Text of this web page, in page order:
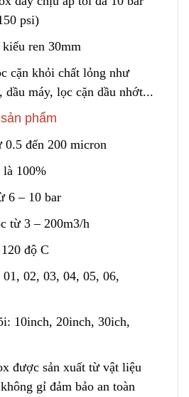
psi)
kiểu ren 30mm
cặn khỏi chất lỏng như
dầu máy, lọc cặn dầu nhớt...
phẩm
0.5 đến 200 micron
là 100%
6 – 10 bar
từ 3 – 200m3/h
độ C
02, 03, 04, 05, 06,
10inch, 20inch, 30ich,
được sản xuất từ vật liệu
g gỉ đảm bảo an toàn